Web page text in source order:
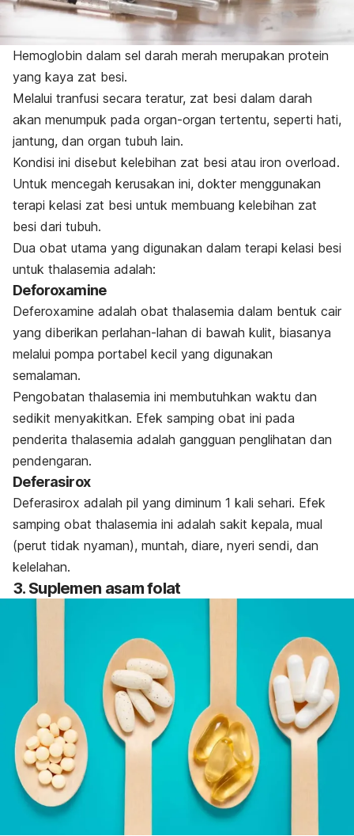
Hemoglobin dalam sel darah merah merupakan protein
yang kaya zat besi.
Melalui tranfusi secara teratur, zat besi dalam darah
akan menumpuk pada organ-organ tertentu, seperti hati,
jantung, dan organ tubuh lain.
Kondisi ini disebut kelebihan zat besi atau iron overload.
Untuk mencegah kerusakan ini, dokter menggunakan
terapi kelasi zat besi untuk membuang kelebihan zat
besi dari tubuh.
Dua obat utama yang digunakan dalam terapi kelasi besi
untuk thalasemia adalah:
Deforoxamine
Deferoxamine adalah obat thalasemia dalam bentuk cair
yang diberikan perlahan-lahan di bawah kulit, biasanya
melalui pompa portabel kecil yang digunakan
semalaman.
Pengobatan thalasemia ini membutuhkan waktu dan
sedikit menyakitkan. Efek samping obat ini pada
penderita thalasemia adalah gangguan penglihatan dan
pendengaran.
Deferasirox
Deferasirox adalah pil yang diminum 1 kali sehari. Efek
samping obat thalasemia ini adalah sakit kepala, mual
(perut tidak nyaman), muntah, diare, nyeri sendi, dan
kelelahan.
3. Suplemen asam folat